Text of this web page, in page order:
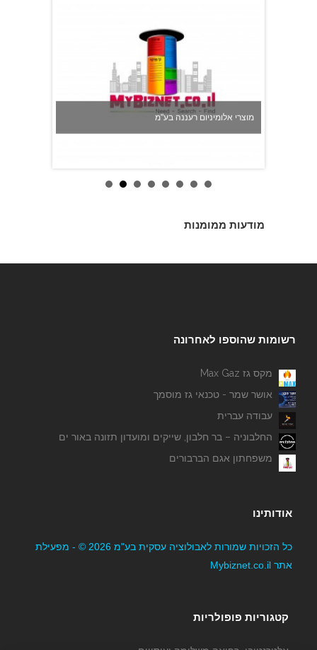
מוצרי אלומיניום רעננה בע"מ
אושר שמר - טכנאי גז מוסמך
מודעות ממומנות
רשומות שהוספו לאחרונה
מקס גז Max Gaz
אושר שמר - טכנאי גז מוסמך
עבודה עברית
החלבוניה – בר חלבון, שייקים ומועדון תזונה באור ים
משפחתון אגם הברבורים
אודותינו
כל הזכויות שמורות לאבולוציה עסקית בע"מ 2026 © - מפעילת
אתר Mybiznet.co.il
קטגוריות פופולריות